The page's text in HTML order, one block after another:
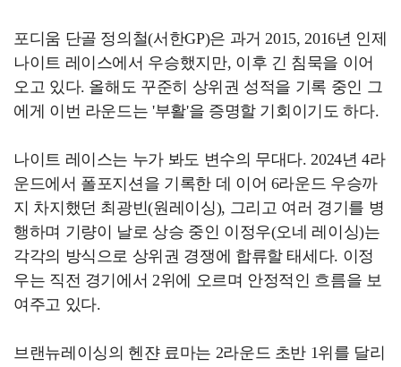
포디움 단골 정의철(서한GP)은 과거 2015, 2016년 인제
나이트 레이스에서 우승했지만, 이후 긴 침묵을 이어
오고 있다. 올해도 꾸준히 상위권 성적을 기록 중인 그
에게 이번 라운드는 '부활'을 증명할 기회이기도 하다.
나이트 레이스는 누가 봐도 변수의 무대다. 2024년 4라
운드에서 폴포지션을 기록한 데 이어 6라운드 우승까
지 차지했던 최광빈(원레이싱), 그리고 여러 경기를 병
행하며 기량이 날로 상승 중인 이정우(오네 레이싱)는
각각의 방식으로 상위권 경쟁에 합류할 태세다. 이정
우는 직전 경기에서 2위에 오르며 안정적인 흐름을 보
여주고 있다.
브랜뉴레이싱의 헨쟌 료마는 2라운드 초반 1위를 달리